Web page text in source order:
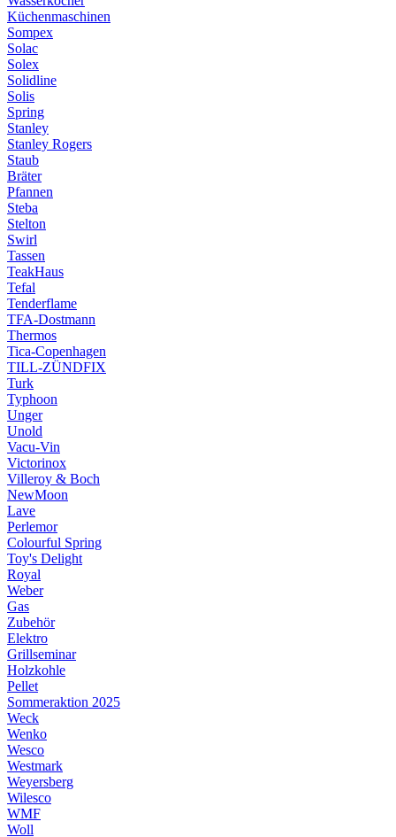
Küchenmaschinen
Sompex
Solac
Solex
Solidline
Solis
Spring
Stanley
Stanley Rogers
Staub
Bräter
Pfannen
Steba
Stelton
Swirl
Tassen
TeakHaus
Tefal
Tenderflame
TFA-Dostmann
Thermos
Tica-Copenhagen
TILL-ZÜNDFIX
Turk
Typhoon
Unger
Unold
Vacu-Vin
Victorinox
Villeroy & Boch
NewMoon
Lave
Perlemor
Colourful Spring
Toy's Delight
Royal
Weber
Gas
Zubehör
Elektro
Grillseminar
Holzkohle
Pellet
Sommeraktion 2025
Weck
Wenko
Wesco
Westmark
Weyersberg
Wilesco
WMF
Woll